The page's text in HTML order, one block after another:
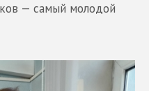
— самый молодой